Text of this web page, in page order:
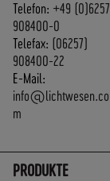
Telefon: +49 (0)6257
908400-0
Telefax: (06257)
908400-22
E-Mail:
info@lichtwesen.co
m
PRODUKTE